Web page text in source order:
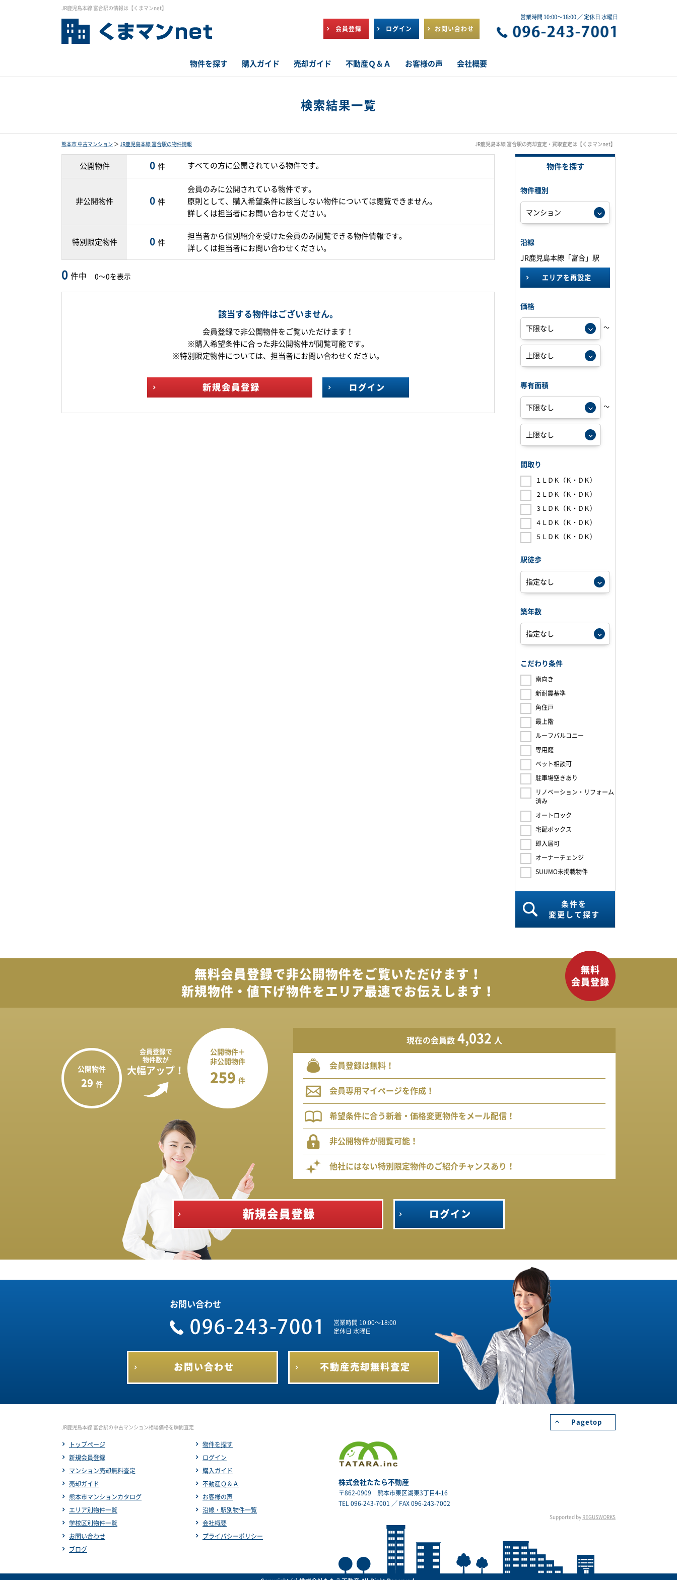
JR鹿児島本線 富合駅の情報は【くまマンnet】
会員登録 ログイン お問い合わせ
営業時間 10:00～18:00 ／ 定休日 水曜日
物件を探す 購入ガイド 売却ガイド 不動産Ｑ＆Ａ お客様の声 会社概要
検索結果一覧
熊本市 中古マンション ＞ JR鹿児島本線 富合駅の物件情報 JR鹿児島本線 富合駅の売却査定・買取査定は【くまマンnet】
公開物件 0 件 すべての方に公開されている物件です。
非公開物件 0 件
会員のみに公開されている物件です。
原則として、購入希望条件に該当しない物件については閲覧できません。
詳しくは担当者にお問い合わせください。
特別限定物件 0 件
担当者から個別紹介を受けた会員のみ閲覧できる物件情報です。
詳しくは担当者にお問い合わせください。
0 件中 0～0を表示
該当する物件はございません。
会員登録で非公開物件をご覧いただけます！
※購入希望条件に合った非公開物件が閲覧可能です。
※特別限定物件については、担当者にお問い合わせください。
新規会員登録 ログイン
物件を探す
物件種別
沿線
JR鹿児島本線「富合」駅
エリアを再設定
価格
～
専有面積
～
間取り
１ＬＤＫ（Ｋ・ＤＫ）
２ＬＤＫ（Ｋ・ＤＫ）
３ＬＤＫ（Ｋ・ＤＫ）
４ＬＤＫ（Ｋ・ＤＫ）
５ＬＤＫ（Ｋ・ＤＫ）
駅徒歩
築年数
こだわり条件
南向き
新耐震基準
角住戸
最上階
ルーフバルコニー
専用庭
ペット相談可
駐車場空きあり
リノベーション・リフォーム
済み
オートロック
宅配ボックス
即入居可
オーナーチェンジ
SUUMO未掲載物件
条件を
変更して探す
無料会員登録で非公開物件を ご覧いただけます！
新規物件・値下げ物件をエリア最速でお伝えします！
会員登録で
物件数が
大幅アップ！
公開物件
29 件
公開物件＋
非公開物件
259 件
現在の会員数 4,032 人
会員登録は無料！
会員専用マイページを作成！
希望条件に合う新着・価格変更物件をメール配信！
非公開物件が閲覧可能！
他社にはない特別限定物件のご紹介チャンスあり！
新規会員登録 ログイン
お問い合わせ
営業時間 10:00～18:00
定休日 水曜日
お問い合わせ 不動産売却 無料査定
Pagetop
JR鹿児島本線 富合駅の中古マンション相場価格を瞬間査定
トップページ 物件を探す
新規会員登録 ログイン
マンション売却無料査定 購入ガイド
売却ガイド 不動産Ｑ＆Ａ
熊本市マンションカタログ お客様の声
エリア別物件一覧 沿線・駅別物件一覧
学校区別物件一覧 会社概要
お問い合わせ プライバシーポリシー
ブログ
株式会社たたら不動産
〒862-0909 熊本市東区湖東3丁目4-16
TEL 096-243-7001 ／ FAX 096-243-7002
Supported by REGUSWORKS